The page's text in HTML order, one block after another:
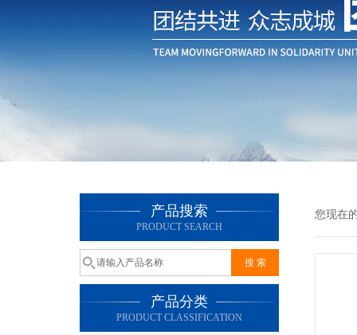
产品搜索
PRODUCT SEARCH
产品分类
PRODUCT CLASSIFICATION
您现在